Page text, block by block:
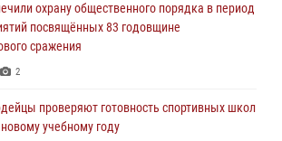
3
проверяют готовность спортивных школ
учебному году
общественную безопасность празднования
охрану общественного порядка в период
посвящённых 83 годовщине
сражения
2
проверяют готовность спортивных школ
учебному году